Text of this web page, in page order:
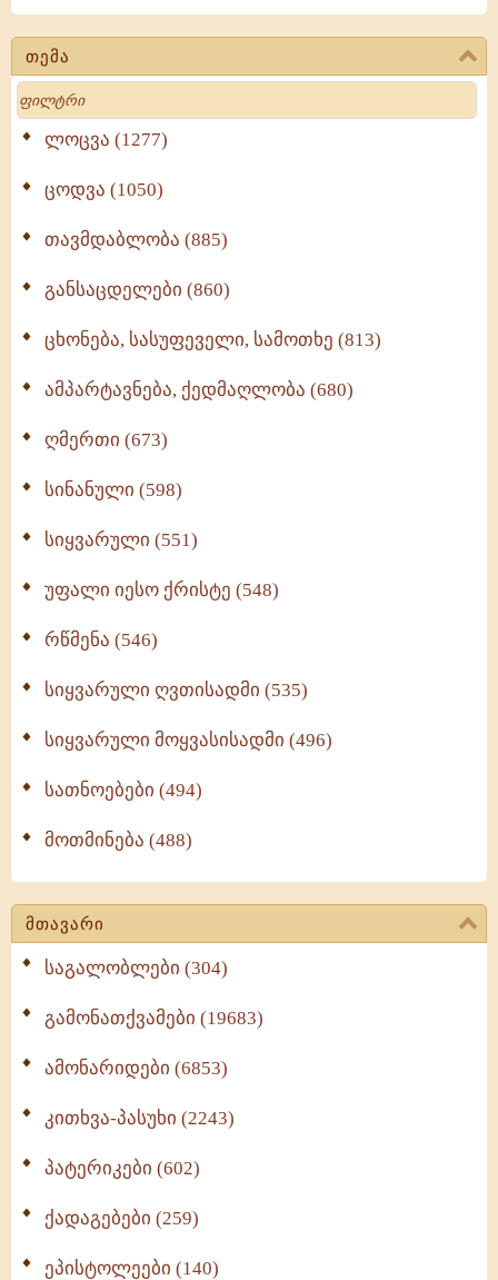
თემა
Search
ლოცვა (1277)
ცოდვა (1050)
თავმდაბლობა (885)
განსაცდელები (860)
ცხონება, სასუფეველი, სამოთხე (813)
ამპარტავნება, ქედმაღლობა (680)
ღმერთი (673)
სინანული (598)
სიყვარული (551)
უფალი იესო ქრისტე (548)
რწმენა (546)
სიყვარული ღვთისადმი (535)
სიყვარული მოყვასისადმი (496)
სათნოებები (494)
მოთმინება (488)
მთავარი
საგალობლები (304)
გამონათქვამები (19683)
ამონარიდები (6853)
კითხვა-პასუხი (2243)
პატერიკები (602)
ქადაგებები (259)
ეპისტოლეები (140)